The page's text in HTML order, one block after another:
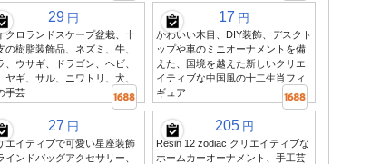
29 円
クロランドスケープ盆栽、十
の樹脂装飾品、ネズミ、牛、
、ウサギ、ドラゴン、ヘビ、
ヤギ、サル、ニワトリ、犬、
手芸
17 円
かわいい木目、DIY装飾、デスクト
ップや車のミニオーナメントを備
えた、国境を越えた新しいクリエ
イティブな中国風の十二生肖フィ
ギュア
27 円
エイティブで可愛い星座装飾
インドバッグアクセサリー、
205 円
Resin 12 zodiac クリエイティブな
ホームカーオーナメント、手工芸